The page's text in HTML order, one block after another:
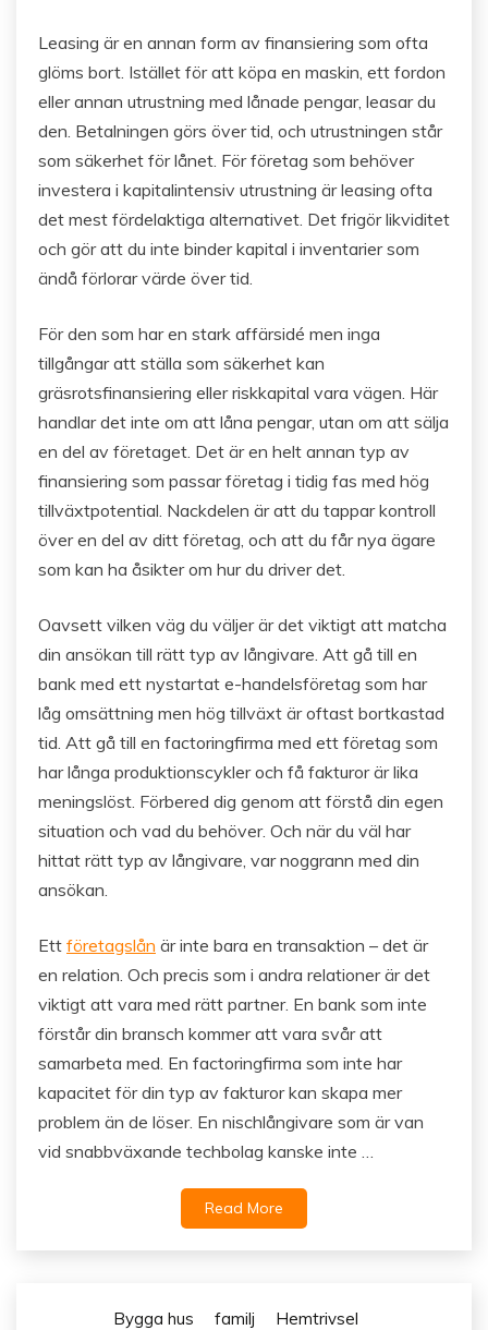
Leasing är en annan form av finansiering som ofta
glöms bort. Istället för att köpa en maskin, ett fordon
eller annan utrustning med lånade pengar, leasar du
den. Betalningen görs över tid, och utrustningen står
som säkerhet för lånet. För företag som behöver
investera i kapitalintensiv utrustning är leasing ofta
det mest fördelaktiga alternativet. Det frigör likviditet
och gör att du inte binder kapital i inventarier som
ändå förlorar värde över tid.
För den som har en stark affärsidé men inga
tillgångar att ställa som säkerhet kan
gräsrotsfinansiering eller riskkapital vara vägen. Här
handlar det inte om att låna pengar, utan om att sälja
en del av företaget. Det är en helt annan typ av
finansiering som passar företag i tidig fas med hög
tillväxtpotential. Nackdelen är att du tappar kontroll
över en del av ditt företag, och att du får nya ägare
som kan ha åsikter om hur du driver det.
Oavsett vilken väg du väljer är det viktigt att matcha
din ansökan till rätt typ av långivare. Att gå till en
bank med ett nystartat e-handelsföretag som har
låg omsättning men hög tillväxt är oftast bortkastad
tid. Att gå till en factoringfirma med ett företag som
har långa produktionscykler och få fakturor är lika
meningslöst. Förbered dig genom att förstå din egen
situation och vad du behöver. Och när du väl har
hittat rätt typ av långivare, var noggrann med din
ansökan.
Ett företagslån är inte bara en transaktion – det är
en relation. Och precis som i andra relationer är det
viktigt att vara med rätt partner. En bank som inte
förstår din bransch kommer att vara svår att
samarbeta med. En factoringfirma som inte har
kapacitet för din typ av fakturor kan skapa mer
problem än de löser. En nischlångivare som är van
vid snabbväxande techbolag kanske inte …
Read More
Bygga hus familj Hemtrivsel